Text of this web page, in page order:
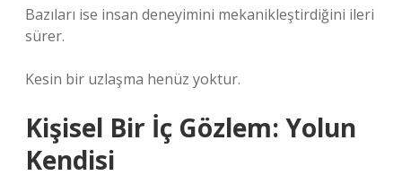
Bazıları ise insan deneyimini mekanikleştirdiğini ileri
sürer.
Kesin bir uzlaşma henüz yoktur.
Kişisel Bir İç Gözlem: Yolun
Kendisi